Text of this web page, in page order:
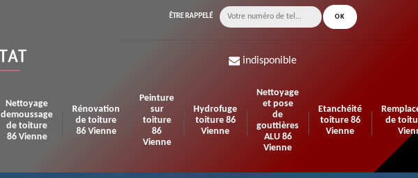
ÊTRE RAPPELÉ
indisponible
Nettoyage
demoussage
de toiture
86 Vienne
Rénovation
de toiture
86 Vienne
Peinture
sur
toiture
86
Vienne
Hydrofuge
toiture 86
Vienne
Nettoyage
et pose
de
gouttières
ALU 86
Vienne
Etanchéité
toiture 86
Vienne
de